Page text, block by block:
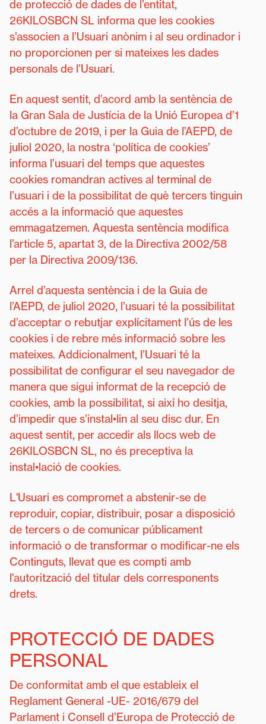
de protecció de dades de l’entitat,
26KILOSBCN SL informa que les cookies
s’associen a l’Usuari anònim i al seu ordinador i
no proporcionen per si mateixes les dades
personals de l’Usuari.
En aquest sentit, d’acord amb la sentència de
la Gran Sala de Justícia de la Unió Europea d’1
d’octubre de 2019, i per la Guia de l’AEPD, de
juliol 2020, la nostra ‘política de cookies’
informa l’usuari del temps que aquestes
cookies romandran actives al terminal de
l’usuari i de la possibilitat de què tercers tinguin
accés a la informació que aquestes
emmagatzemen. Aquesta sentència modifica
l’article 5, apartat 3, de la Directiva 2002/58
per la Directiva 2009/136.
Arrel d’aquesta sentència i de la Guia de
l’AEPD, de juliol 2020, l’usuari té la possibilitat
d’acceptar o rebutjar explícitament l’ús de les
cookies i de rebre més informació sobre les
mateixes. Addicionalment, l’Usuari té la
possibilitat de configurar el seu navegador de
manera que sigui informat de la recepció de
cookies, amb la possibilitat, si així ho desitja,
d’impedir que s’instal•lin al seu disc dur. En
aquest sentit, per accedir als llocs web de
26KILOSBCN SL, no és preceptiva la
instal•lació de cookies.
L'Usuari es compromet a abstenir-se de
reproduir, copiar, distribuir, posar a disposició
de tercers o de comunicar públicament
informació o de transformar o modificar-ne els
Continguts, llevat que es compti amb
l'autorització del titular dels corresponents
drets.
PROTECCIÓ DE DADES
PERSONAL
De conformitat amb el que estableix el
Reglament General -UE- 2016/679 del
Parlament i Consell d’Europa de Protecció de